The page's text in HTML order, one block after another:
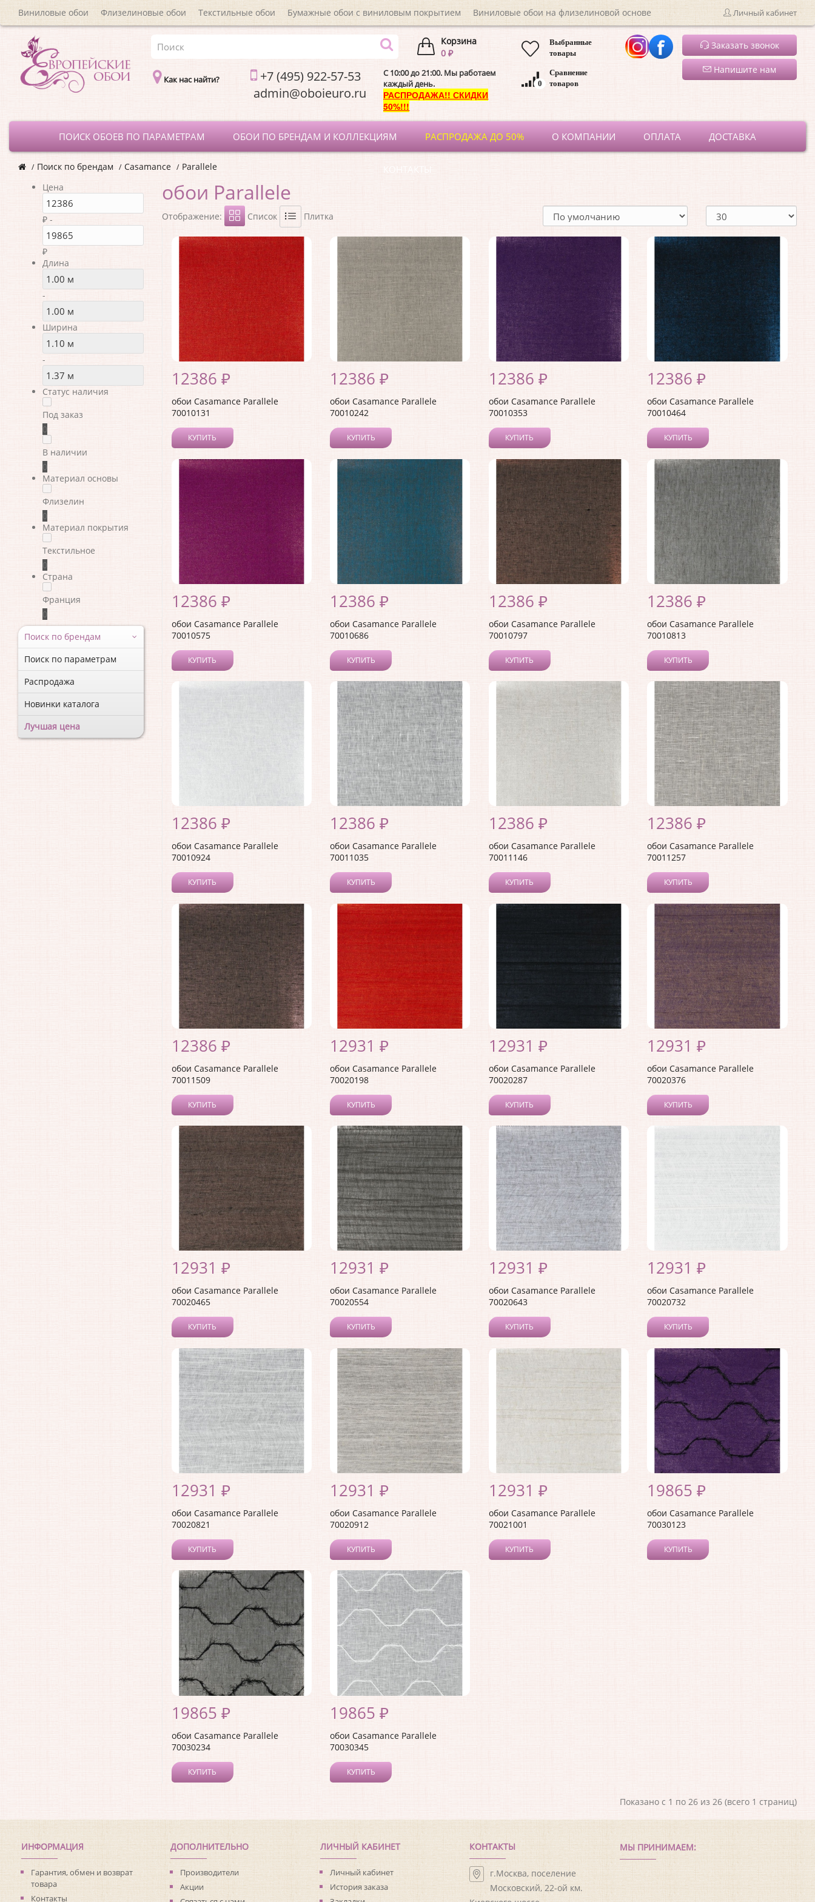
Виниловые обои Флизелиновые обои Текстильные обои Бумажные обои с виниловым покрытием Виниловые обои на флизелиновой основе Личный кабинет
Корзина
0 ₽
Как нас найти?
+7 (495) 922-57-53
admin@oboieuro.ru
C 10:00 до 21:00. Мы работаем
каждый день.
РАСПРОДАЖА!! СКИДКИ
50%!!!
Выбранные
товары
Сравнение
товаров
0
Заказать звонок
Напишите нам
ПОИСК ОБОЕВ ПО ПАРАМЕТРАМ ОБОИ ПО БРЕНДАМ И КОЛЛЕКЦИЯМ РАСПРОДАЖА ДО 50% О КОМПАНИИ ОПЛАТА ДОСТАВКА
КОНТАКТЫ
Поиск по брендам Casamance
Parallele
Цена
₽ -
₽
Длина
-
Ширина
-
Статус наличия
Под заказ
0
В наличии
0
Материал основы
Флизелин
0
Материал покрытия
Текстильное
0
Страна
Франция
0
Поиск по брендам
Поиск по параметрам
Распродажа
Новинки каталога
Лучшая цена
обои Parallele
Отображение: Список Плитка
12386 ₽
обои Casamance Parallele
70010131
КУПИТЬ
12386 ₽
обои Casamance Parallele
70010242
КУПИТЬ
12386 ₽
обои Casamance Parallele
70010353
КУПИТЬ
12386 ₽
обои Casamance Parallele
70010464
КУПИТЬ
12386 ₽
обои Casamance Parallele
70010575
КУПИТЬ
12386 ₽
обои Casamance Parallele
70010686
КУПИТЬ
12386 ₽
обои Casamance Parallele
70010797
КУПИТЬ
12386 ₽
обои Casamance Parallele
70010813
КУПИТЬ
12386 ₽
обои Casamance Parallele
70010924
КУПИТЬ
12386 ₽
обои Casamance Parallele
70011035
КУПИТЬ
12386 ₽
обои Casamance Parallele
70011146
КУПИТЬ
12386 ₽
обои Casamance Parallele
70011257
КУПИТЬ
12386 ₽
обои Casamance Parallele
70011509
КУПИТЬ
12931 ₽
обои Casamance Parallele
70020198
КУПИТЬ
12931 ₽
обои Casamance Parallele
70020287
КУПИТЬ
12931 ₽
обои Casamance Parallele
70020376
КУПИТЬ
12931 ₽
обои Casamance Parallele
70020465
КУПИТЬ
12931 ₽
обои Casamance Parallele
70020554
КУПИТЬ
12931 ₽
обои Casamance Parallele
70020643
КУПИТЬ
12931 ₽
обои Casamance Parallele
70020732
КУПИТЬ
12931 ₽
обои Casamance Parallele
70020821
КУПИТЬ
12931 ₽
обои Casamance Parallele
70020912
КУПИТЬ
12931 ₽
обои Casamance Parallele
70021001
КУПИТЬ
19865 ₽
обои Casamance Parallele
70030123
КУПИТЬ
19865 ₽
обои Casamance Parallele
70030234
КУПИТЬ
19865 ₽
обои Casamance Parallele
70030345
КУПИТЬ
Показано с 1 по 26 из 26 (всего 1 страниц)
ИНФОРМАЦИЯ
Гарантия, обмен и возврат
товара
Контакты
ДОПОЛНИТЕЛЬНО
Производители
Акции
ЛИЧНЫЙ КАБИНЕТ
Личный кабинет
История заказа
КОНТАКТЫ
г.Москва, поселение
Московский, 22-ой км.
МЫ ПРИНИМАЕМ: